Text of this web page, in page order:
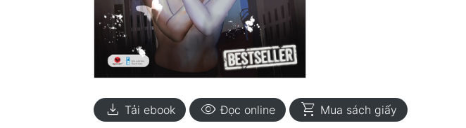
download Tải ebook visibility Đọc online shopping_cart Mua sách giấy